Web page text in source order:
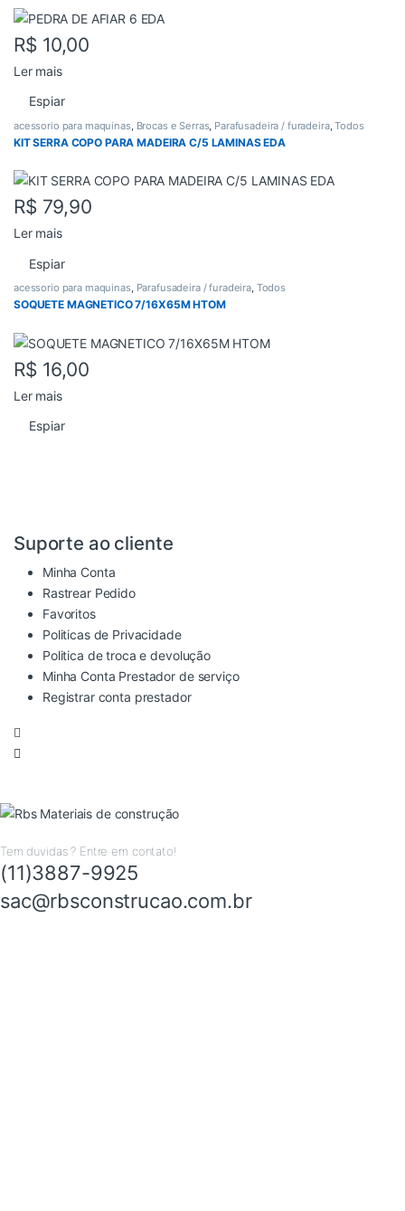
R$ 10,00
Ler mais
Espiar
acessorio para maquinas, Brocas e Serras, Parafusadeira / furadeira,Todos
KIT SERRA COPO PARA MADEIRA C/5 LAMINAS EDA
R$ 79,90
Ler mais
Espiar
acessorio para maquinas, Parafusadeira / furadeira, Todos
SOQUETE MAGNETICO 7/16X65M HTOM
R$ 16,00
Ler mais
Espiar
Suporte ao cliente
Minha Conta
Rastrear Pedido
Favoritos
Politicas de Privacidade
Politica de troca e devolução
Minha Conta Prestador de serviço
Registrar conta prestador
Tem duvidas ? Entre em contato!
(11)3887-9925
sac@rbsconstrucao.com.br